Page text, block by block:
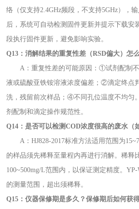
络（仅支持2.4GHz频段，不支持5GHz），
后，系统可自动检测固件更新并提示下载安
段执行固件更新，避免影响实验。
Q13：消解结果的重复性差（RSD偏大）怎
A：重复性差的可能原因：①试剂配制
液或硫酸亚铁铵溶液浓度偏差；②滴定终点
洗，残留前次样品；④不同孔位温度不均匀
剂配制和滴定操作规范性。
Q14：是否可以检测COD浓度很高的废水（
A：HJ828-2017标准方法适用范围为
的样品须先稀释至量程内再进行消解。稀释
100~500mg/L范围内，以保证测定精度。
的测量范围，超出须稀释。
Q15：仪器保修期是多久？保修期后如何获